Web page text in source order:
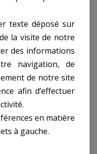
- 3W ref.
texte déposé sur
la visite de notre
des informations
navigation, de
de notre site
afin d’effectuer
en matière
à gauche.